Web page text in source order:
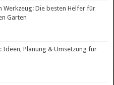
Werkzeug: Die besten Helfer für
Garten
Ideen, Planung & Umsetzung für